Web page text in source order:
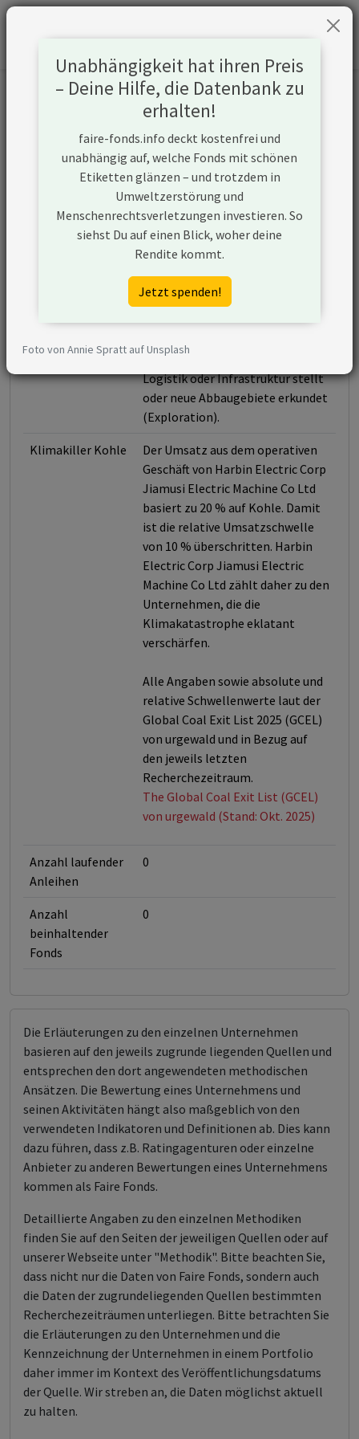
Informationen zum Unternehmen
Harbin Electric Corp Jiamusi
Electric Machine Co Ltd
https://www.jemlc.com/
Konflikte
Kurzbeschreibung
Harbin Electric Corp Jiamusi
Electric Machine Co Ltd ist ein
Unternehmen aus China, das (ggf.
Kohlesektor aktiv ist und z.B. die
Logistik oder Infrastruktur stellt
oder neue Abbaugebiete erkundet
(Exploration).
Klimakiller Kohle
Der Umsatz aus dem operativen
Geschäft von Harbin Electric Corp
Jiamusi Electric Machine Co Ltd
basiert zu 20 % auf Kohle. Damit
ist die relative Umsatzschwelle
von 10 % überschritten. Harbin
Electric Corp Jiamusi Electric
Machine Co Ltd zählt daher zu den
Unternehmen, die die
Klimakatastrophe eklatant
verschärfen.
Alle Angaben sowie absolute und
relative Schwellenwerte laut der
Global Coal Exit List 2025 (GCEL)
von urgewald und in Bezug auf
den jeweils letzten
Recherchezeitraum.
The Global Coal Exit List (GCEL)
von urgewald (Stand: Okt. 2025)
Anzahl laufender
Anleihen
0
Anzahl
beinhaltender
Fonds
0
Die Erläuterungen zu den einzelnen Unternehmen
basieren auf den jeweils zugrunde liegenden Quellen und
entsprechen den dort angewendeten methodischen
Ansätzen. Die Bewertung eines Unternehmens und
seinen Aktivitäten hängt also maßgeblich von den
verwendeten Indikatoren und Definitionen ab. Dies kann
dazu führen, dass z.B. Ratingagenturen oder einzelne
Anbieter zu anderen Bewertungen eines Unternehmens
kommen als Faire Fonds.
Detaillierte Angaben zu den einzelnen Methodiken
finden Sie auf den Seiten der jeweiligen Quellen oder auf
unserer Webseite unter "Methodik". Bitte beachten Sie,
dass nicht nur die Daten von Faire Fonds, sondern auch
die Daten der zugrundeliegenden Quellen bestimmten
Recherchezeiträumen unterliegen. Bitte betrachten Sie
die Erläuterungen zu den Unternehmen und die
Kennzeichnung der Unternehmen in einem Portfolio
daher immer im Kontext des Veröffentlichungsdatums
der Quelle. Wir streben an, die Daten möglichst aktuell
zu halten.
Unabhängigkeit hat ihren Preis
– Deine Hilfe, die Datenbank zu
erhalten!
faire-fonds.info deckt kostenfrei und
unabhängig auf, welche Fonds mit schönen
Etiketten glänzen – und trotzdem in
Umweltzerstörung und
Menschenrechtsverletzungen investieren. So
siehst Du auf einen Blick, woher deine
Rendite kommt.
Jetzt spenden!
Foto von Annie Spratt auf Unsplash